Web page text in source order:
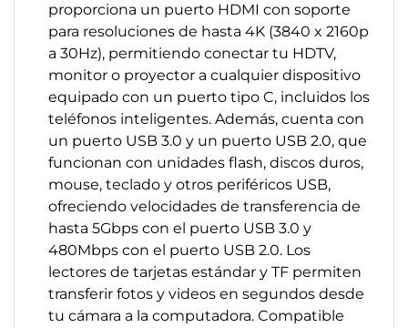
proporciona un puerto HDMI con soporte
para resoluciones de hasta 4K (3840 x 2160p
a 30Hz), permitiendo conectar tu HDTV,
monitor o proyector a cualquier dispositivo
equipado con un puerto tipo C, incluidos los
teléfonos inteligentes. Además, cuenta con
un puerto USB 3.0 y un puerto USB 2.0, que
funcionan con unidades flash, discos duros,
mouse, teclado y otros periféricos USB,
ofreciendo velocidades de transferencia de
hasta 5Gbps con el puerto USB 3.0 y
480Mbps con el puerto USB 2.0. Los
lectores de tarjetas estándar y TF permiten
transferir fotos y videos en segundos desde
tu cámara a la computadora. Compatible